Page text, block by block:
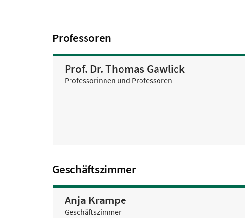
Professoren
Prof. Dr. Thomas Gawlick
Professorinnen und Professoren
Geschäftszimmer
Anja Krampe
Geschäftszimmer